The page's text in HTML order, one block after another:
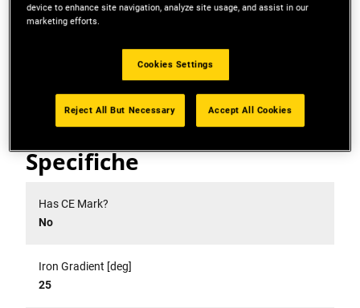
Corpo in ghisa. Regolazione profondità di taglio,
posizionamento laterale, gola. Base rettificata.
Specifiche
Has CE Mark?
No
Iron Gradient [deg]
25
device to enhance site navigation, analyze site usage, and assist in our
marketing efforts.
Cookies Settings
Reject All But Necessary Accept All Cookies